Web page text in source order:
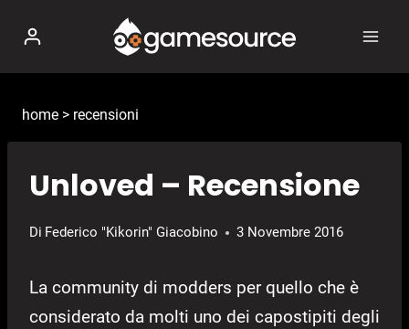
contenuto
home > recensioni
Unloved – Recensione
Di Federico "Kikorin" Giacobino 3 Novembre 2016
La community di modders per quello che è
considerato da molti uno dei capostipiti degli